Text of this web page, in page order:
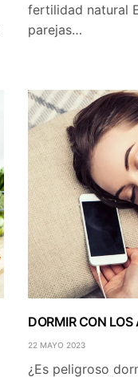
fertilidad natural
parejas…
DORMIR CON
22 MAYO 2023
¿Es peligroso